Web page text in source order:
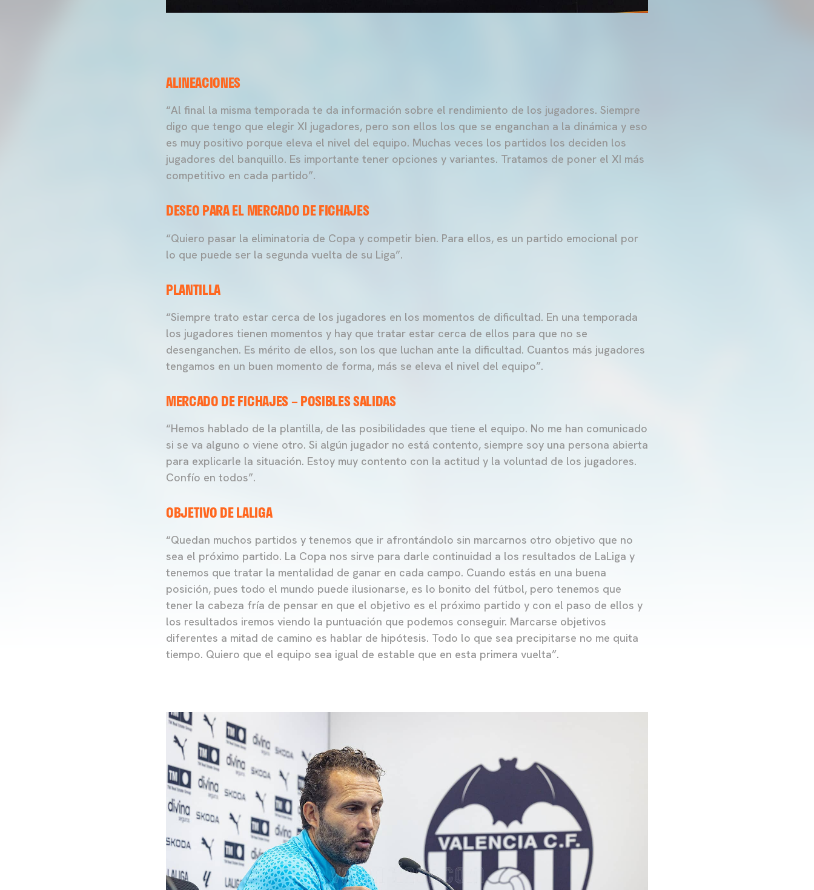
ALINEACIONES
“Al final la misma temporada te da información sobre el rendimiento de los jugadores. Siempre
digo que tengo que elegir XI jugadores, pero son ellos los que se enganchan a la dinámica y eso
es muy positivo porque eleva el nivel del equipo. Muchas veces los partidos los deciden los
jugadores del banquillo. Es importante tener opciones y variantes. Tratamos de poner el XI más
competitivo en cada partido”.
DESEO PARA EL MERCADO DE FICHAJES
“Quiero pasar la eliminatoria de Copa y competir bien. Para ellos, es un partido emocional por
lo que puede ser la segunda vuelta de su Liga”.
PLANTILLA
“Siempre trato estar cerca de los jugadores en los momentos de dificultad. En una temporada
los jugadores tienen momentos y hay que tratar estar cerca de ellos para que no se
desenganchen. Es mérito de ellos, son los que luchan ante la dificultad. Cuantos más jugadores
tengamos en un buen momento de forma, más se eleva el nivel del equipo”.
MERCADO DE FICHAJES – POSIBLES SALIDAS
“Hemos hablado de la plantilla, de las posibilidades que tiene el equipo. No me han comunicado
si se va alguno o viene otro. Si algún jugador no está contento, siempre soy una persona abierta
para explicarle la situación. Estoy muy contento con la actitud y la voluntad de los jugadores.
Confío en todos”.
OBJETIVO DE LALIGA
“Quedan muchos partidos y tenemos que ir afrontándolo sin marcarnos otro objetivo que no
sea el próximo partido. La Copa nos sirve para darle continuidad a los resultados de LaLiga y
tenemos que tratar la mentalidad de ganar en cada campo. Cuando estás en una buena
posición, pues todo el mundo puede ilusionarse, es lo bonito del fútbol, pero tenemos que
tener la cabeza fría de pensar en que el objetivo es el próximo partido y con el paso de ellos y
los resultados iremos viendo la puntuación que podemos conseguir. Marcarse objetivos
diferentes a mitad de camino es hablar de hipótesis. Todo lo que sea precipitarse no me quita
tiempo. Quiero que el equipo sea igual de estable que en esta primera vuelta”.